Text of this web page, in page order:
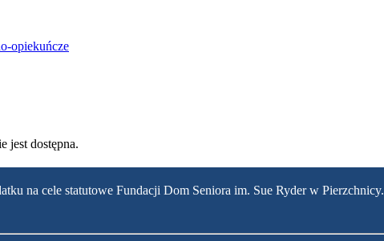
opiekuńcze
jest dostępna.
na cele statutowe Fundacji Dom Seniora im. Sue Ryder w Pierzchnicy.